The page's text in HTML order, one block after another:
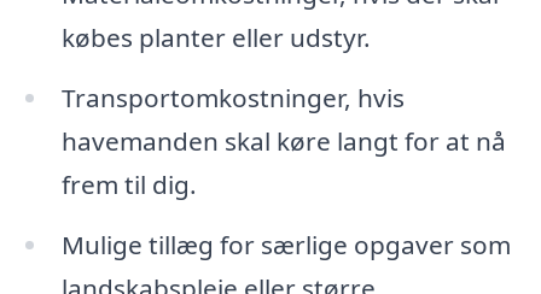
købes planter eller udstyr.
Transportomkostninger, hvis
havemanden skal køre langt for at nå
frem til dig.
Mulige tillæg for særlige opgaver som